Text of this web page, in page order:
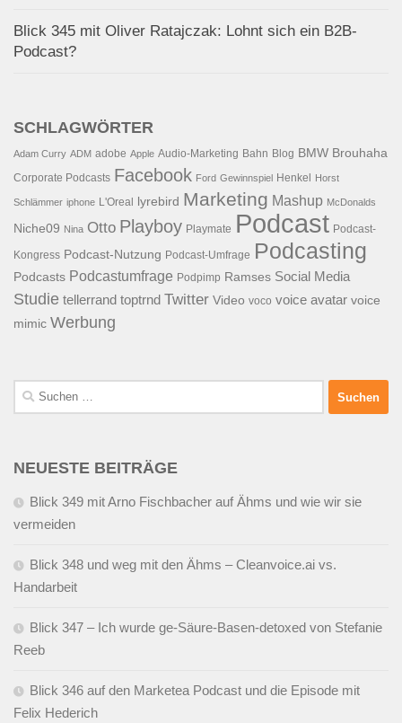
Blick 345 mit Oliver Ratajczak: Lohnt sich ein B2B-
Podcast?
SCHLAGWÖRTER
Adam Curry ADM adobe Apple Audio-Marketing Bahn Blog BMW Brouhaha
Corporate Podcasts Facebook Ford Gewinnspiel Henkel Horst
Schlämmer iphone L'Oreal lyrebird Marketing Mashup McDonalds
Niche09 Nina Otto Playboy Playmate Podcast Podcast-
Kongress Podcast-Nutzung Podcast-Umfrage Podcasting
Podcasts Podcastumfrage Podpimp Ramses Social Media
Studie tellerrand toptrnd Twitter Video voco voice avatar voice
mimic Werbung
Suchen
nach:
NEUESTE BEITRÄGE
Blick 349 mit Arno Fischbacher auf Ähms und wie wir sie
vermeiden
Blick 348 und weg mit den Ähms – Cleanvoice.ai vs.
Handarbeit
Blick 347 – Ich wurde ge-Säure-Basen-detoxed von Stefanie
Reeb
Blick 346 auf den Marketea Podcast und die Episode mit
Felix Hederich